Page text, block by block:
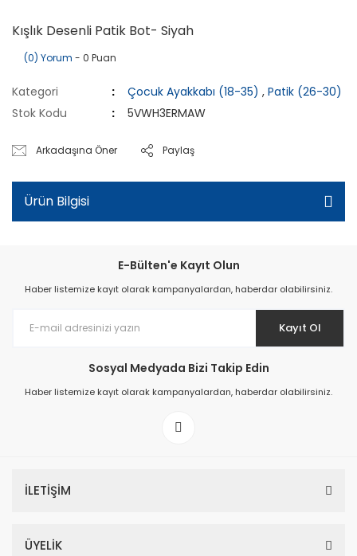
Kışlık Desenli Patik Bot- Siyah
(0) Yorum - 0 Puan
Kategori Çocuk Ayakkabı (18-35) ,Patik (26-30)
Stok Kodu
5VWH3ERMAW
Arkadaşına Öner Paylaş
Ürün Bilgisi
E-Bülten'e Kayıt Olun
Haber listemize kayıt olarak kampanyalardan, haberdar olabilirsiniz.
Kayıt Ol
Sosyal Medyada Bizi Takip Edin
Haber listemize kayıt olarak kampanyalardan, haberdar olabilirsiniz.
İLETİŞİM
ÜYELİK